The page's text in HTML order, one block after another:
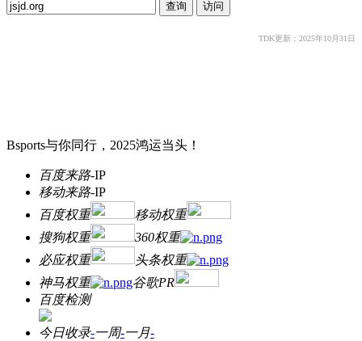
TDK更新：2025年10月31日
Bsports与你同行，2025鸿运当头！
百度来路-IP
移动来路-IP
百度权重
移动权重
搜狗权重
360权重
必应权重
头条权重
神马权重
谷歌PR
百度检测
今日收录-一周-一月-